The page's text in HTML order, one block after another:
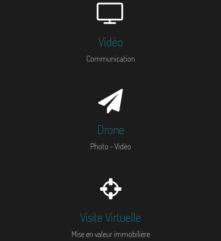
Vidéo
Communication
Drone
Photo - Vidéo
Visite Virtuelle
Mise en valeur immobilière